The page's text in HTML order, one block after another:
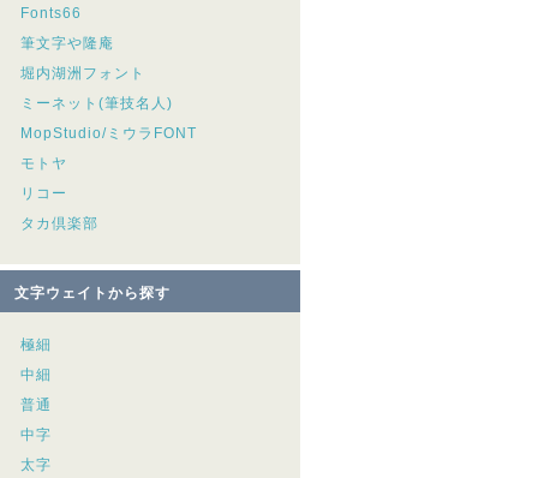
Fonts66
筆文字や隆庵
堀内湖洲フォント
ミーネット(筆技名人)
MopStudio/ミウラFONT
モトヤ
リコー
タカ倶楽部
文字ウェイトから探す
極細
中細
普通
中字
太字